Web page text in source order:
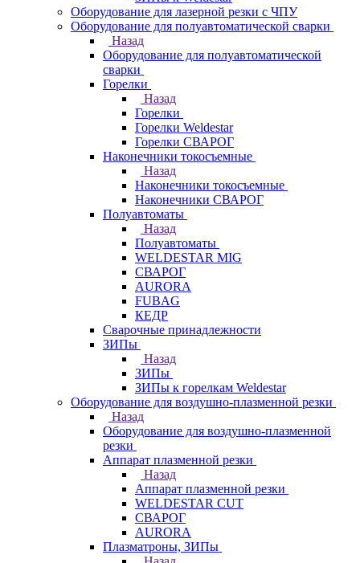
Оборудование для лазерной резки с ЧПУ
Оборудование для полуавтоматической сварки
Назад
Оборудование для полуавтоматической
сварки
Горелки
Назад
Горелки
Горелки Weldestar
Горелки СВАРОГ
Наконечники токосъемные
Назад
Наконечники токосъемные
Наконечники СВАРОГ
Полуавтоматы
Назад
Полуавтоматы
WELDESTAR MIG
СВАРОГ
AURORA
FUBAG
КЕДР
Сварочные принадлежности
ЗИПы
Назад
ЗИПы
ЗИПы к горелкам Weldestar
Оборудование для воздушно-плазменной резки
Назад
Оборудование для воздушно-плазменной
резки
Аппарат плазменной резки
Назад
Аппарат плазменной резки
WELDESTAR CUT
СВАРОГ
AURORA
Плазматроны, ЗИПы